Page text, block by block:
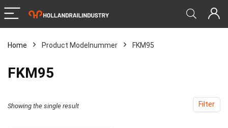
Home Product Modelnummer ‎FKM95
‎FKM95
Filter
Showing the single result